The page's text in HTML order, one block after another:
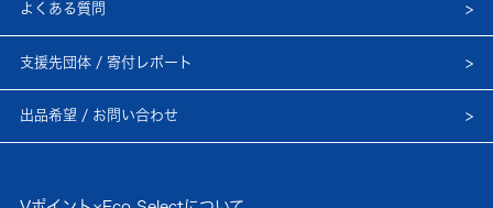
よくある質問
支援先団体 / 寄付レポート
出品希望 / お問い合わせ